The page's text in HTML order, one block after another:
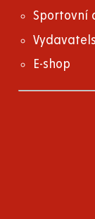
Sportovní
E-shop